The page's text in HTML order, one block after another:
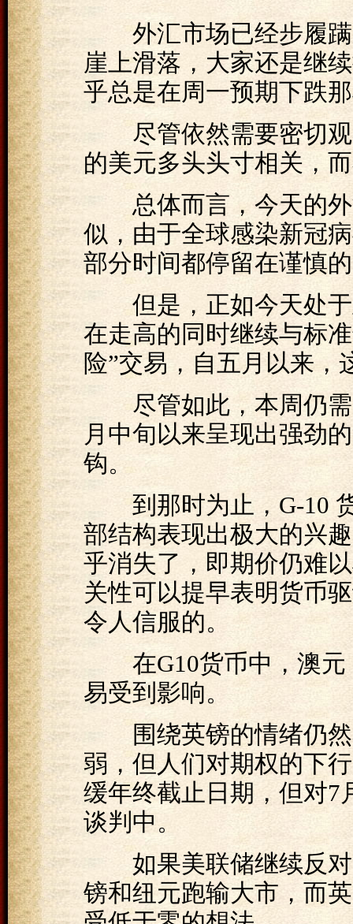
外汇市场已经步履蹒
崖上滑落，大家还是继
乎总是在周一预期下跌
尽管依然需要密切观
的美元多头头寸相关，
总体而言，今天的外
似，由于全球感染新冠
部分时间都停留在谨慎
但是，正如今天处于
在走高的同时继续与标
险”交易，自五月以来，
尽管如此，本周仍需
月中旬以来呈现出强劲
钩。
到那时为止，G-10 货
部结构表现出极大的兴
乎消失了，即期价仍难
关性可以提早表明货币
令人信服的。
在G10货币中，澳元
易受到影响。
围绕英镑的情绪仍然
弱，但人们对期权的下
缓年终截止日期，但对7
谈判中。
如果美联储继续反对
镑​​和纽元跑输大市，而